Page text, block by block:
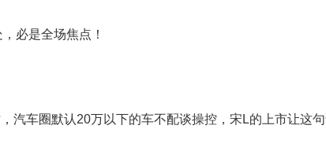
必是全场焦点！
汽车圈默认20万以下的车不配谈操控，宋L的上市让这